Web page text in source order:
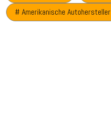
# Amerikanische Autohersteller